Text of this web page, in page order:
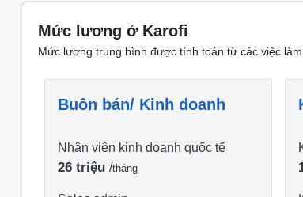
Mức lương ở Karofi
Mức lương trung bình được tính toán từ các việc
Buôn bán/ Kinh doanh
Nhân viên kinh doanh quốc tế
26 triệu /tháng